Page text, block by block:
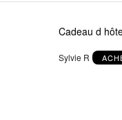
Cadeau d
Sylvie R